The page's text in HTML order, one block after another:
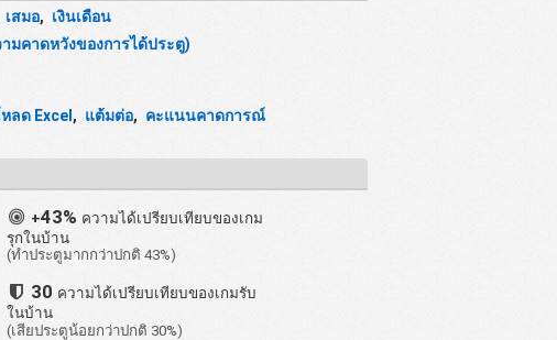
เสมอ, เงินเดือน
ามคาดหวังของการได้ประตู)
ลด Excel , แต้มต่อ, คะแนนคาดการณ์
+43% ความได้เปรียบเทียบของเกม
รุกในบ้าน
(ทำประตูมากกว่าปกติ 43%)
30 ความได้เปรียบเทียบของเกมรับ
ในบ้าน
(เสียประตูน้อยกว่าปกติ 30%)